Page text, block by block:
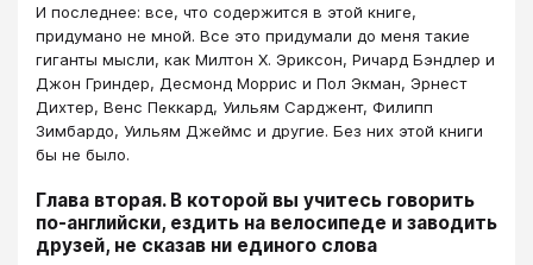
И последнее: все, что содержится в этой книге,
придумано не мной. Все это придумали до меня такие
гиганты мысли, как Милтон Х. Эриксон, Ричард Бэндлер и
Джон Гриндер, Десмонд Моррис и Пол Экман, Эрнест
Дихтер, Венс Пеккард, Уильям Сарджент, Филипп
Зимбардо, Уильям Джеймс и другие. Без них этой книги
бы не было.
Глава вторая. В которой вы учитесь говорить
по-английски, ездить на велосипеде и заводить
друзей, не сказав ни единого слова